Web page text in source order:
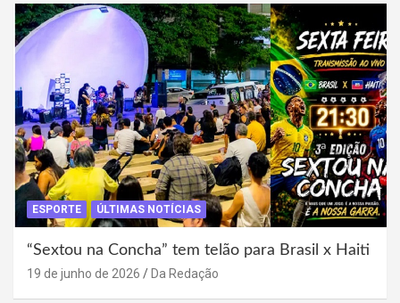
ESPORTE ÚLTIMAS NOTÍCIAS
“Sextou na Concha” tem telão para Brasil x Haiti
19 de junho de 2026 Da Redação